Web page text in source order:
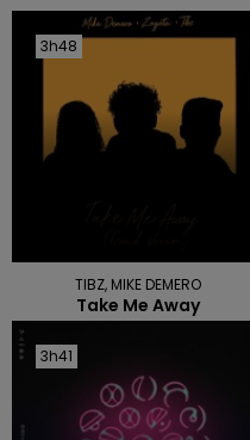
3h48
3h48
TIBZ, MIKE DEMERO
Take Me Away
3h41
3h41